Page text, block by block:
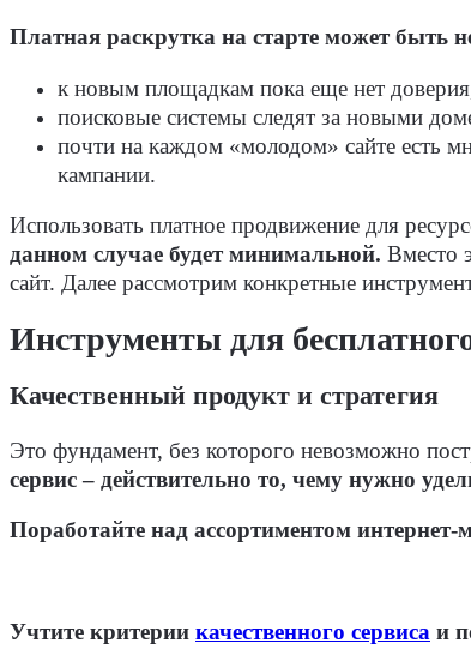
Платная раскрутка на старте может быть
к новым площадкам пока еще нет
поисковые системы следят за новыми
почти на каждом «молодом» сайте есть
кампании.
Использовать платное продвижение для
данном случае будет минимальной. Вместо
сайт. Далее рассмотрим конкретные
Инструменты для
Качественный продукт и стратегия
Это фундамент, без которого невозможно
сервис – действительно то, чему нужно
Поработайте над ассортиментом интернет-
Учтите критерии качественного сервиса и